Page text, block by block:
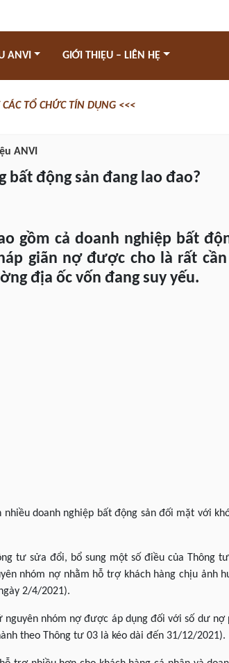
ANVI GIỚI THIỆU – LIÊN HỆ
TỔ CHỨC TÍN DỤNG <<<
ANVI
động sản đang lao đao?
gồm cả doanh nghiệp bất
giãn nợ được cho là rất
địa ốc vốn đang suy yếu.
doanh nghiệp bất động sản đối mặt với
tư sửa đổi, bổ sung một số điều của Thông
nhóm nợ nhằm hỗ trợ khách hàng chịu ảnh
2/4/2021).
nhóm nợ được áp dụng đối với số dư nợ
theo Thông tư 03 là kéo dài đến 31/12/2021).